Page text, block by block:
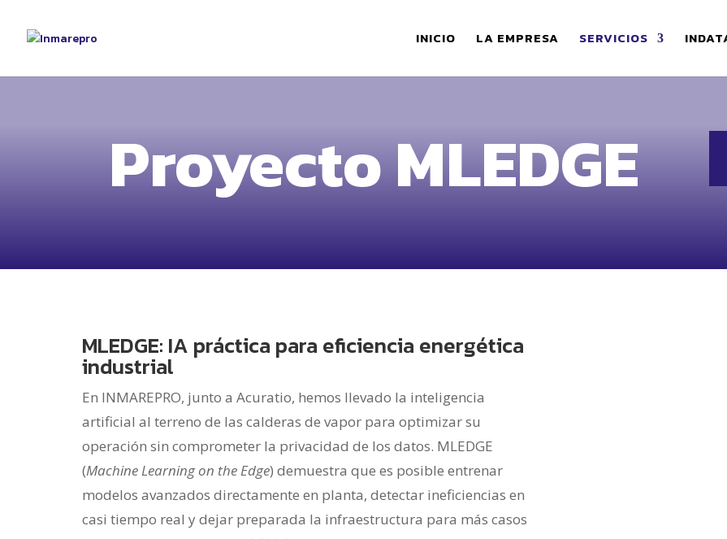
INICIO LA EMPRESA SERVICIOS
Proyecto MLEDGE
MLEDGE: IA práctica para eficiencia energética
industrial
En INMAREPRO, junto a Acuratio, hemos llevado la inteligencia
artificial al terreno de las calderas de vapor para optimizar su
operación sin comprometer la privacidad de los datos. MLEDGE
(Machine Learning on the Edge) demuestra que es posible entrenar
modelos avanzados directamente en planta, detectar ineficiencias en
casi tiempo real y dejar preparada la infraestructura para más casos